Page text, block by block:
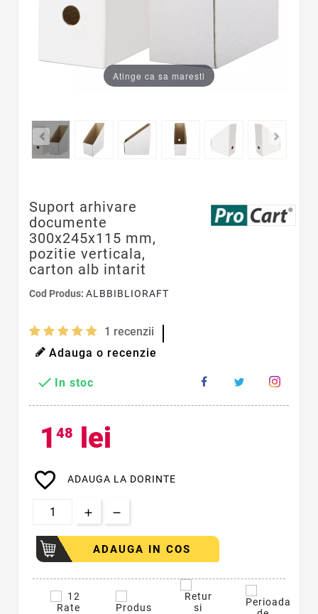
Atinge ca sa maresti
Suport arhivare
documente
300x245x115 mm,
pozitie verticala,
carton alb intarit
Cod Produs: ALBBIBLIORAFT
1 recenzii
Adauga o recenzie
 In stoc
1 48 lei
favorite_border ADAUGA LA DORINTE
ADAUGA IN COS